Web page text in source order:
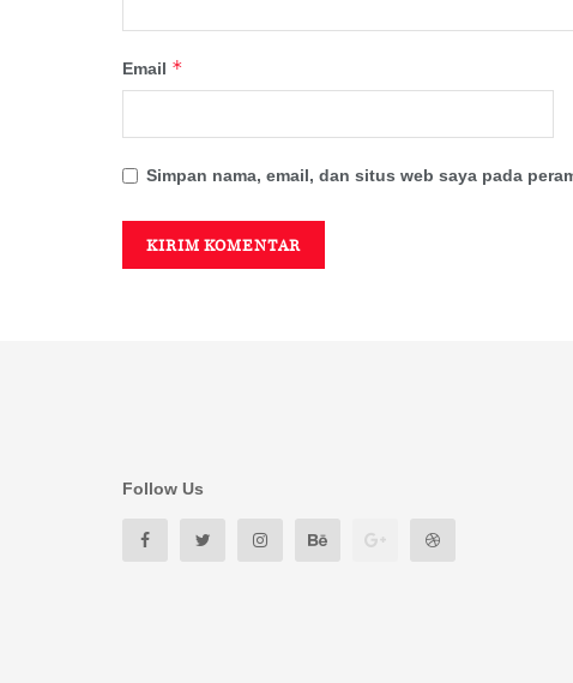
Email *
Simpan nama, email, dan situs web saya pada
Follow Us